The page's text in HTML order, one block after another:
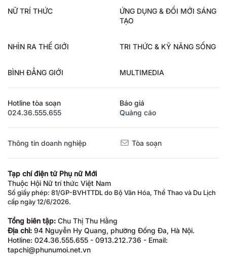
NỮ TRÍ THỨC
ỨNG DỤNG & ĐỔI MỚI SÁNG
TẠO
NHÌN RA THẾ GIỚI TRI THỨC & KỸ NĂNG SỐNG
BÌNH ĐẲNG GIỚI MULTIMEDIA
Hotline tòa soạn
024.36.555.655
Báo giá
Quảng cáo
Thông tin doanh nghiệp Tòa soạn
Tạp chí điện tử Phụ nữ Mới
Thuộc Hội Nữ trí thức Việt Nam
Số giấy phép: 81/GP-BVHTTDL do Bộ Văn Hóa, Thể Thao và Du Lịch
cấp ngày 12/6/2026.
Tổng biên tập: Chu Thị Thu Hằng
Địa chỉ: 94 Nguyễn Hy Quang, phường Đống Đa, Hà Nội.
Hotline: 024.36.555.655 - 0913.212.736 - Email:
tapchi@phunumoi.net.vn